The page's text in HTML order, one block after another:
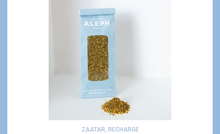
ZAATAR, RECHARGE